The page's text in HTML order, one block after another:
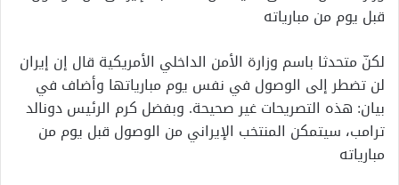
قبل يوم من مبارياته
لكنّ متحدثا باسم وزارة الأمن الداخلي الأمريكية قال إن إيران
لن تضطر إلى الوصول في نفس يوم مبارياتها وأضاف ‌‌في
بيان: هذه التصريحات غير صحيحة. وبفضل كرم الرئيس دونالد
ترامب، سيتمكن المنتخب الإيراني من الوصول قبل يوم من
مبارياته